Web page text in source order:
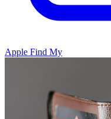
Apple Find My